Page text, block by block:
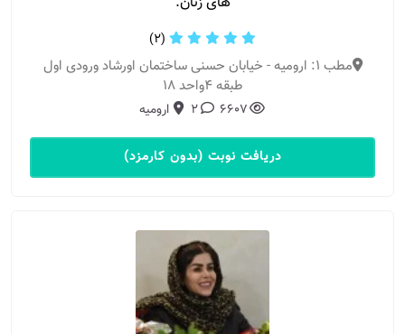
(2)
مطب 1: ارومیه - خیابان حسنی ساختمان اورشاد ورودی اول
طبقه 4واحد 18
6607
2 ارومیه
دریافت نوبت (بدون کارمزد)